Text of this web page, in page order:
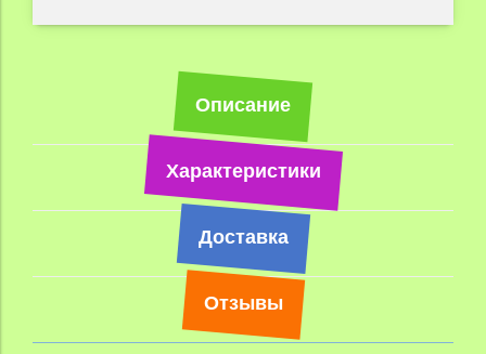
Описание
Характеристики
Доставка
Отзывы